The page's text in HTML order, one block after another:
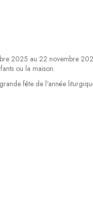
2025 au 22 novembre
ou la maison.
fête de l'année